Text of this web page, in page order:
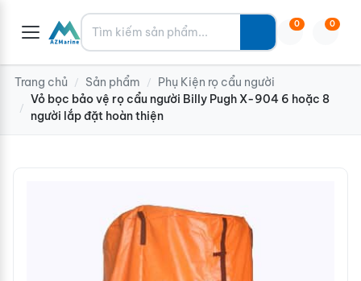
Tìm kiếm 0 0
Trang chủ / Sản phẩm / Phụ Kiện rọ cẩu người
/
Vỏ bọc bảo vệ rọ cẩu người Billy Pugh X-904 6 hoặc 8
người lắp đặt hoàn thiện